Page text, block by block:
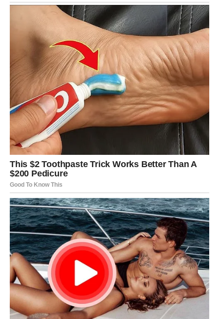
prebrišite mesto vlažnom krpom kako biste uklonili
ostatke sode i nečistoće.
PREUZMITE BESPLATNO!
⋆ KNJIGA SA RECEPTIMA ⋆
Upiši svoj email i preuzmi BESPLATNU
knjigu s receptima! Uživaj u jednostavnim
i ukusnim jelima koja će osvojiti tvoje
Jednim klikom preuzmi knjigu s najboljim
receptima!